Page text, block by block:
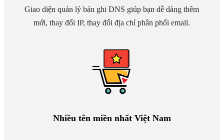
Giao diện quản lý bản ghi DNS giúp bạn dễ dàng thêm
mới, thay đổi IP, thay đổi địa chỉ phân phối email.
Nhiều tên miền nhất Việt Nam